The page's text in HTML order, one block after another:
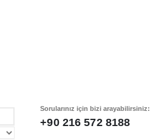
Sorularınız için bizi arayabilirsiniz:
+90 216 572 8188